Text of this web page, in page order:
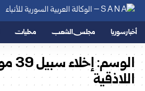
أخبار سوريا مجلس الشعب محليات
الوسم:
اللاذقية